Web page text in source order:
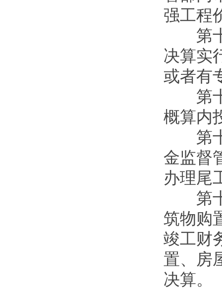
强工程
第十
决算实
或者有
第十
概算内
第十
金监督
办理尾
第十
筑物购
竣工财
置、房
决算。